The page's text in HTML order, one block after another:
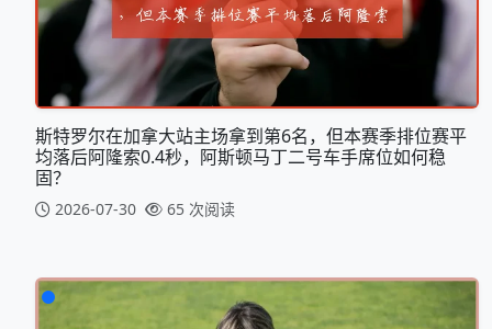
斯特罗尔在加拿大站主场拿到第6名，但本赛季排位赛平
均落后阿隆索0.4秒，阿斯顿马丁二号车手席位如何稳
固？
2026-07-30 65 次阅读